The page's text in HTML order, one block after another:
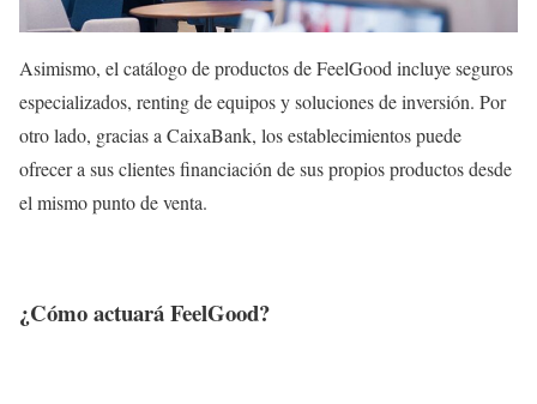
Asimismo, el catálogo de productos de FeelGood incluye seguros
especializados, renting de equipos y soluciones de inversión. Por
otro lado, gracias a CaixaBank, los establecimientos puede
ofrecer a sus clientes financiación de sus propios productos desde
el mismo punto de venta.
¿Cómo actuará FeelGood?